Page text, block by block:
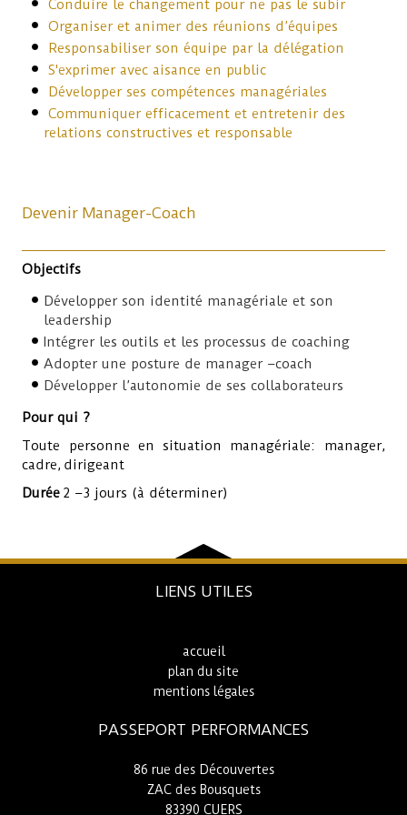
Conduire le changement pour ne pas le subir
Organiser et animer des réunions d’équipes
Responsabiliser son équipe par la délégation
S'exprimer avec aisance en public
Développer ses compétences managériales
Communiquer efficacement et entretenir des
relations constructives et responsable
Devenir Manager-Coach
Objectifs
Développer son identité managériale et son
leadership
Intégrer les outils et les processus de coaching
Adopter une posture de manager –coach
Développer l’autonomie de ses collaborateurs
Pour qui ?
Toute personne en situation managériale: manager,
cadre, dirigeant
Durée 2 –3 jours (à déterminer)
LIENS UTILES
accueil
plan du site
mentions légales
PASSEPORT PERFORMANCES
86 rue des Découvertes
ZAC des Bousquets
83390 CUERS